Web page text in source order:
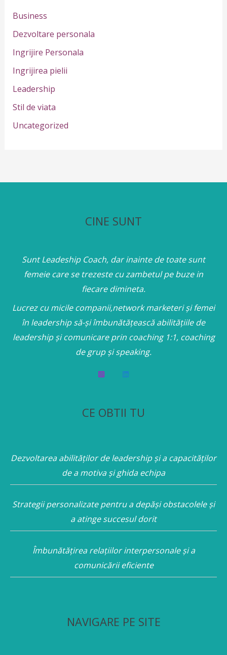
f
o
r
:
Business
Dezvoltare personala
Ingrijire Personala
Ingrijirea pielii
Leadership
Stil de viata
Uncategorized
CINE SUNT
Sunt Leadeship Coach, dar inainte de toate sunt
femeie care se trezeste cu zambetul pe buze in
fiecare dimineta.
Lucrez cu micile companii,network marketeri și femei
în leadership să-și îmbunătățească abilitățiile de
leadership și comunicare prin coaching 1:1, coaching
de grup și speaking.
CE OBTII TU
Dezvoltarea abilităților de leadership și a capacităților
de a motiva și ghida echipa
Strategii personalizate pentru a depăși obstacolele și
a atinge succesul dorit
Îmbunătățirea relațiilor interpersonale și a
comunicării eficiente
NAVIGARE PE SITE